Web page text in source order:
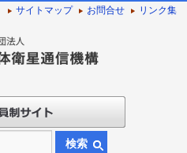
サイトマップ お問合せ リンク集
検索